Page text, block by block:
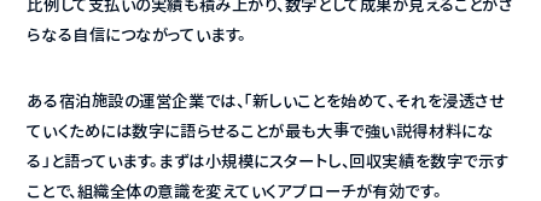
比例して支払いの実績も積み上がり、数字として成果が見えることがさ
らなる自信につながっています。
ある宿泊施設の運営企業では、「新しいことを始めて、それを浸透させ
ていくためには数字に語らせることが最も大事で強い説得材料にな
る」と語っています。まずは小規模にスタートし、回収実績を数字で示す
ことで、組織全体の意識を変えていくアプローチが有効です。